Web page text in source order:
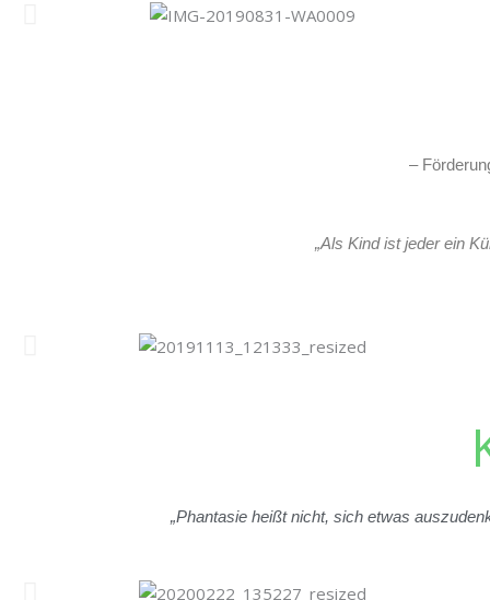
–
„Als Kind ist jeder ein
„Phantasie heißt nicht, sich etwas